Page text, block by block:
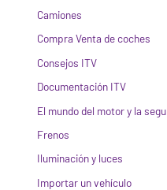
Camiones
Compra Venta de coches
Consejos ITV
Documentación ITV
El mundo del motor y la
Frenos
Iluminación y luces
Importar un vehículo